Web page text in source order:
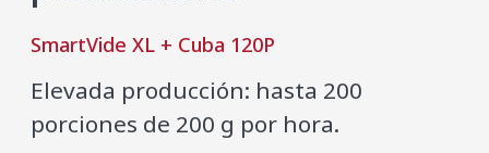
SmartVide XL + Cuba 120P
Elevada producción: hasta 200
porciones de 200 g por hora.